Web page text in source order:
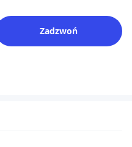
Zadzwoń